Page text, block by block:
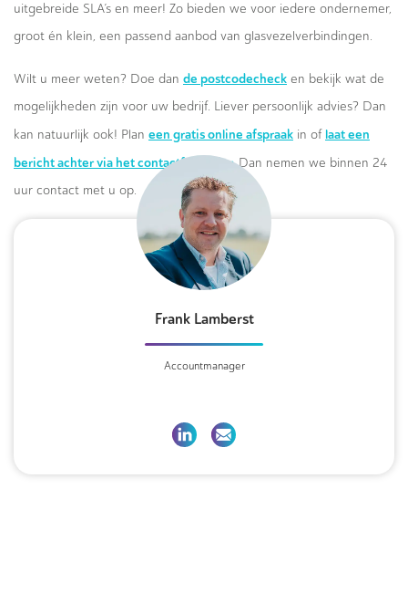
uitgebreide SLA’s en meer! Zo bieden we voor iedere ondernemer,
groot én klein, een passend aanbod van glasvezelverbindingen.
Wilt u meer weten? Doe dan de postcodecheck en bekijk wat de
mogelijkheden zijn voor uw bedrijf. Liever persoonlijk advies? Dan
kan natuurlijk ook! Plan een gratis online afspraak in of laat een
bericht achter via het contactformulier.Dan nemen we binnen 24
uur contact met u op.
Frank Lamberst
Accountmanager